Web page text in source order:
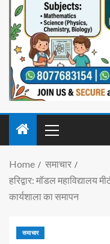
Home
समाचार
हरिद्वार: मॉडल महाविद्यालय
कार्यशाला का समापन
समाचार